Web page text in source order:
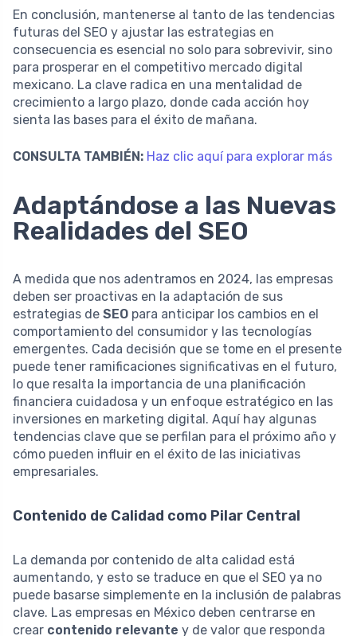
En conclusión, mantenerse al tanto de las tendencias
futuras del SEO y ajustar las estrategias en
consecuencia es esencial no solo para sobrevivir, sino
para prosperar en el competitivo mercado digital
mexicano. La clave radica en una mentalidad de
crecimiento a largo plazo, donde cada acción hoy
sienta las bases para el éxito de mañana.
CONSULTA TAMBIÉN: Haz clic aquí para explorar más
Adaptándose a las Nuevas
Realidades del SEO
A medida que nos adentramos en 2024, las empresas
deben ser proactivas en la adaptación de sus
estrategias de SEO para anticipar los cambios en el
comportamiento del consumidor y las tecnologías
emergentes. Cada decisión que se tome en el presente
puede tener ramificaciones significativas en el futuro,
lo que resalta la importancia de una planificación
financiera cuidadosa y un enfoque estratégico en las
inversiones en marketing digital. Aquí hay algunas
tendencias clave que se perfilan para el próximo año y
cómo pueden influir en el éxito de las iniciativas
empresariales.
Contenido de Calidad como Pilar Central
La demanda por contenido de alta calidad está
aumentando, y esto se traduce en que el SEO ya no
puede basarse simplemente en la inclusión de palabras
clave. Las empresas en México deben centrarse en
crear contenido relevante y de valor que responda